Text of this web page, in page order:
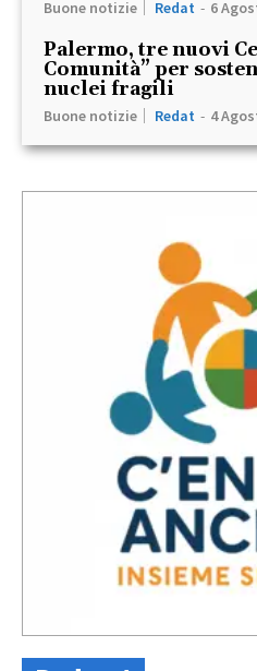
Buone notizie Redat - 6
Palermo, tre nuovi
Comunità” per
nuclei fragili
Buone notizie Redat - 4